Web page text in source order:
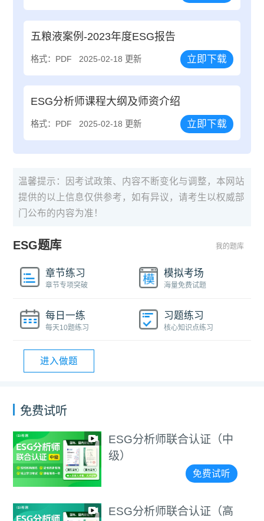
五粮液案例-2023年度ESG报告
格式：PDF 2025-02-18 更新 立即下载
ESG分析师课程大纲及师资介绍
格式：PDF 2025-02-18 更新 立即下载
温馨提示：因考试政策、内容不断变化与调整，本网站
提供的以上信息仅供参考，如有异议，请考生以权威部
门公布的内容为准！
ESG题库 我的题库
章节练习
章节专项突破
模拟考场
海量免费试题
每日一练
每天10题练习
习题练习
核心知识点练习
进入做题
免费试听
ESG分析师联合认证（中
级）
免费试听
ESG分析师联合认证（高